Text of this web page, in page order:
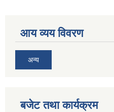
आय व्यय विवरण
अन्य
बजेट तथा कार्यक्रम